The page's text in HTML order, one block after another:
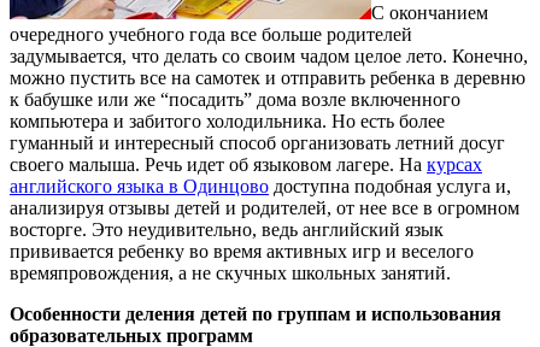
С окончанием
очередного учебного года все больше родителей
задумывается, что делать со своим чадом целое лето. Конечно,
можно пустить все на самотек и отправить ребенка в деревню
к бабушке или же “посадить” дома возле включенного
компьютера и забитого холодильника. Но есть более
гуманный и интересный способ организовать летний досуг
своего малыша. Речь идет об языковом лагере. На курсах
английского языка в Одинцово доступна подобная услуга и,
анализируя отзывы детей и родителей, от нее все в огромном
восторге. Это неудивительно, ведь английский язык
прививается ребенку во время активных игр и веселого
времяпровождения, а не скучных школьных занятий.
Особенности деления детей по группам и использования
образовательных программ